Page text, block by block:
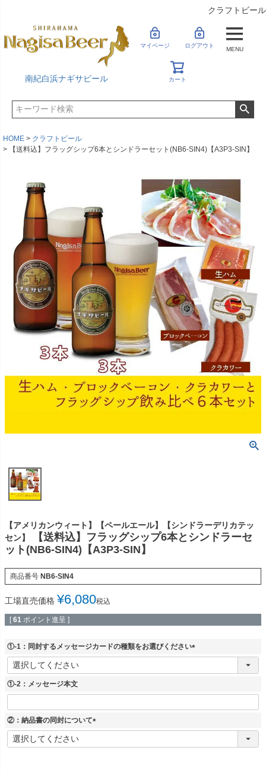
クラフトビール
南紀白浜ナギサビール
マイページ ログアウト
カート
MENU
HOME
クラフトビール
【送料込】フラッグシップ6本とシンドラーセット(NB6-SIN4)【A3P3-SIN】
【アメリカンウィート】【ペールエール】【シンドラーデリカテッ
セン】
【送料込】フラッグシップ6本とシンドラーセ
ット(NB6-SIN4)【A3P3-SIN】
商品番号 NB6-SIN4
工場直売価格 ¥6,080税込
[ 61 ポイント進呈 ]
①-1：同封するメッセージカードの種類をお選びください
(
①-2：メッセージ本文
②：納品書の同封について
(